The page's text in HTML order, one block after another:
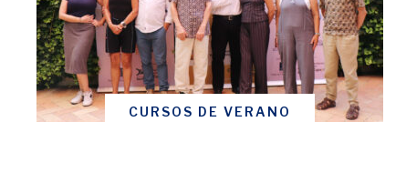
CURSOS DE VERANO